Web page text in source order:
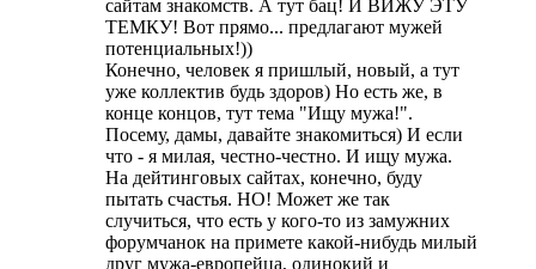
сайтам знакомств. А тут бац! И ВИЖУ ЭТУ
ТЕМКУ! Вот прямо... предлагают мужей
потенциальных!))
Конечно, человек я пришлый, новый, а тут
уже коллектив будь здоров) Но есть же, в
конце концов, тут тема "Ищу мужа!".
Посему, дамы, давайте знакомиться) И если
что - я милая, честно-честно. И ищу мужа.
На дейтинговых сайтах, конечно, буду
пытать счастья. НО! Может же так
случиться, что есть у кого-то из замужних
форумчанок на примете какой-нибудь милый
друг мужа-европейца, одинокий и